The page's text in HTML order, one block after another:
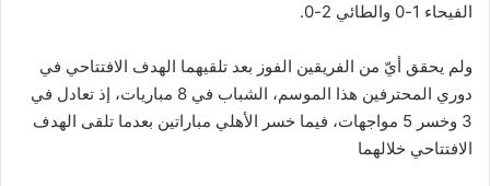
الفيحاء 1-0 والطائي 2-0.
ولم يحقق أيّ من الفريقين الفوز بعد تلقيهما الهدف الافتتاحي في
دوري المحترفين هذا الموسم، الشباب في 8 مباريات، إذ تعادل في
3 وخسر 5 مواجهات، فيما خسر الأهلي مباراتين بعدما تلقى الهدف
الافتتاحي خلالهما